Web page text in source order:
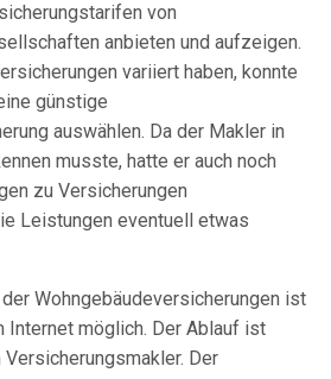
von
anbieten und aufzeigen.
variiert haben, konnte
günstige
auswählen. Da der Makler in
musste, hatte er auch noch
zu Versicherungen
Leistungen eventuell etwas
Wohngebäudeversicherungen ist
Internet möglich. Der Ablauf ist
Der